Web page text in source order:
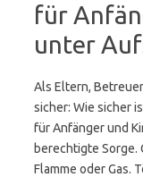
für
unter
Als Eltern,
sicher: Wie sicher
für Anfänger und
berechtigte Sorge.
Flamme oder Gas.